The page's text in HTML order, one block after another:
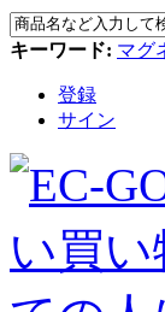
キーワード: マグ
登録
サイン